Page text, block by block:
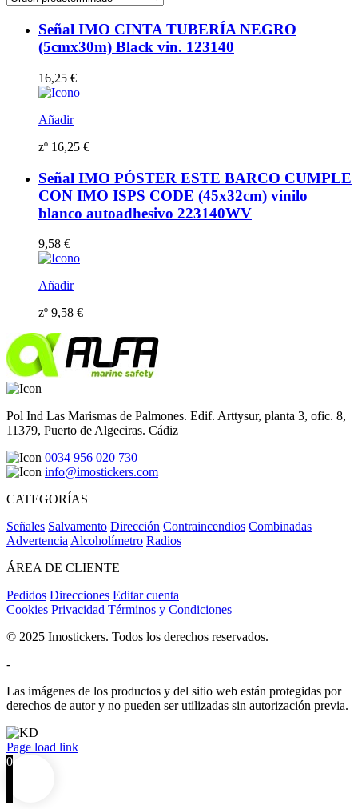
Señal IMO CINTA TUBERÍA NEGRO
(5cmx30m) Black vin. 123140
16,25 €
Añadir
zº 16,25 €
Señal IMO PÓSTER ESTE BARCO CUMPLE
CON IMO ISPS CODE (45x32cm) vinilo
blanco autoadhesivo 223140WV
9,58 €
Añadir
zº 9,58 €
Pol Ind Las Marismas de Palmones. Edif. Arttysur, planta 3, ofic. 8,
11379, Puerto de Algeciras. Cádiz
0034 956 020 730
info@imostickers.com
CATEGORÍAS
Señales Salvamento Dirección Contraincendios Combinadas
Advertencia Alcoholímetro Radios
ÁREA DE CLIENTE
Pedidos Direcciones Editar cuenta
Cookies Privacidad Términos y Condiciones
© 2025 Imostickers. Todos los derechos reservados.
-
Las imágenes de los productos y del sitio web están protegidas por
derechos de autor y no pueden ser utilizadas sin autorización previa.
Facebook
Twitter
Instagram
Pinterest
Page load link
0